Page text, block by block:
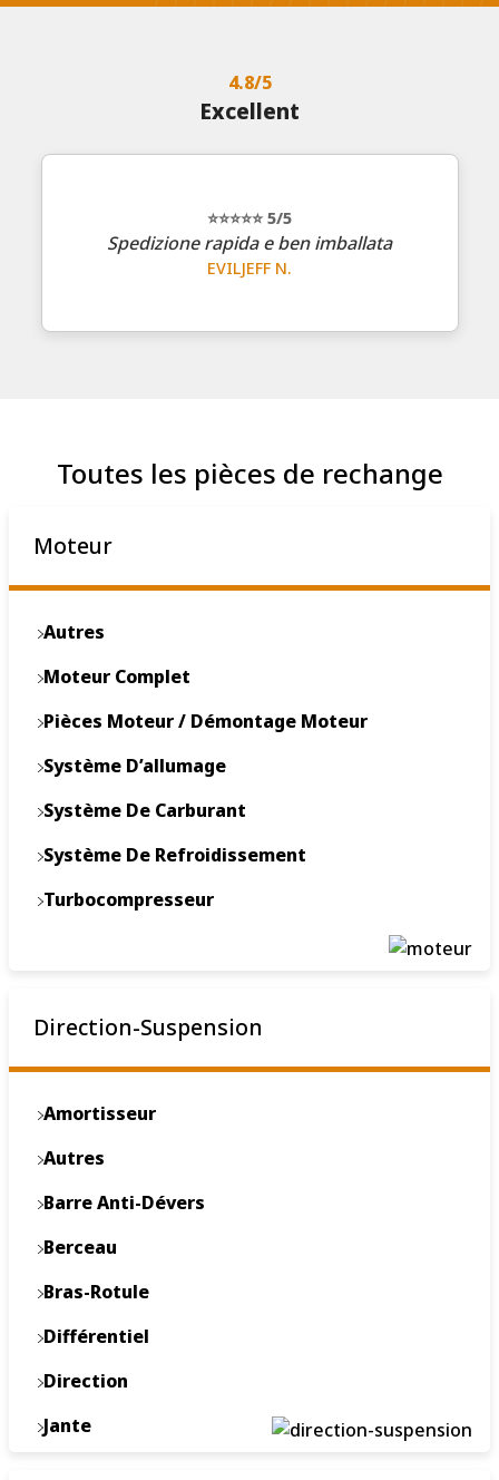
4.8/5
Excellent
⭐⭐⭐⭐⭐ 5/5
Spedizione rapida e ben imballata
EVILJEFF N.
Toutes les pièces de rechange
Moteur
Autres
Moteur Complet
Pièces Moteur / Démontage Moteur
Système D’allumage
Système De Carburant
Système De Refroidissement
Turbocompresseur
Direction-Suspension
Amortisseur
Autres
Barre Anti-Dévers
Berceau
Bras-Rotule
Différentiel
Direction
Jante